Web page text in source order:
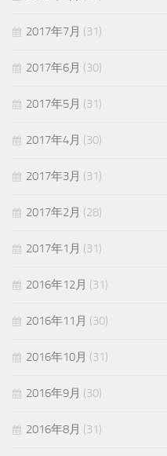
2017年7月 (31)
2017年6月 (30)
2017年5月 (31)
2017年4月 (30)
2017年3月 (31)
2017年2月 (28)
2017年1月 (31)
2016年12月 (31)
2016年11月 (30)
2016年10月 (31)
2016年9月 (30)
2016年8月 (31)